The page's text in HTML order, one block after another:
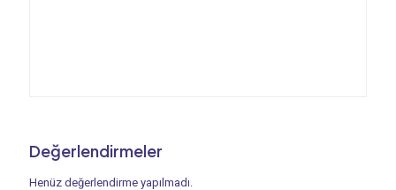
Değerlendirmeler
Henüz değerlendirme yapılmadı.